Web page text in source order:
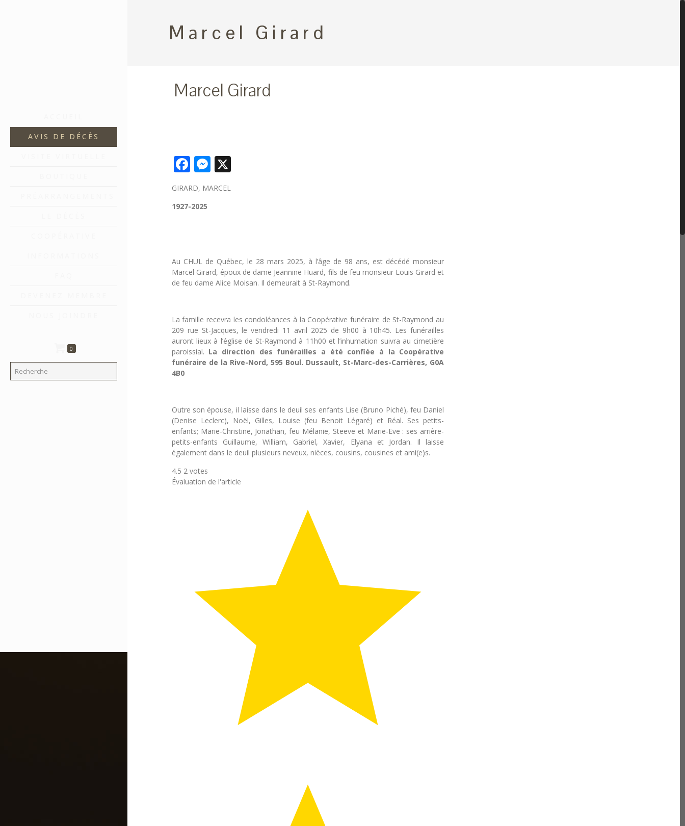
AVIS DE DÉCÈS
0
Marcel Girard
Marcel Girard
Facebook
Messenger
X
GIRARD, MARCEL
1927-2025
Au CHUL de Québec, le 28 mars 2025, à l’âge de 98 ans, est décédé monsieur
Marcel Girard, époux de dame Jeannine Huard, fils de feu monsieur Louis Girard et
de feu dame Alice Moisan. Il demeurait à St-Raymond.
La famille recevra les condoléances à la Coopérative funéraire de St-Raymond au
209 rue St-Jacques, le vendredi 11 avril 2025 de 9h00 à 10h45. Les funérailles
auront lieux à l’église de St-Raymond à 11h00 et l’inhumation suivra au cimetière
paroissial. La direction des funérailles a été confiée à la Coopérative
funéraire de la Rive-Nord, 595 Boul. Dussault, St-Marc-des-Carrières, G0A
4B0
Outre son épouse, il laisse dans le deuil ses enfants Lise (Bruno Piché), feu Daniel
(Denise Leclerc), Noël, Gilles, Louise (feu Benoit Légaré) et Réal. Ses petits-
enfants; Marie-Christine, Jonathan, feu Mélanie, Steeve et Marie-Eve : ses arrière-
petits-enfants Guillaume, William, Gabriel, Xavier, Elyana et Jordan. Il laisse
également dans le deuil plusieurs neveux, nièces, cousins, cousines et ami(e)s.
4.5 2 votes
Évaluation de l'article